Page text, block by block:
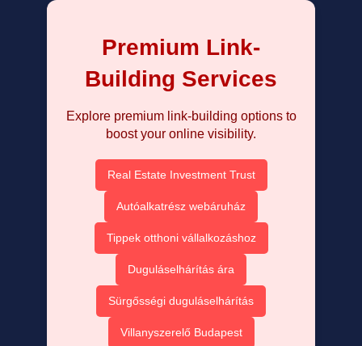
Premium Link-
Building Services
Explore premium link-building options to
boost your online visibility.
Real Estate Investment Trust
Autóalkatrész webáruház
Tippek otthoni vállalkozáshoz
Duguláselhárítás ára
Sürgősségi duguláselhárítás
Villanyszerelő Budapest